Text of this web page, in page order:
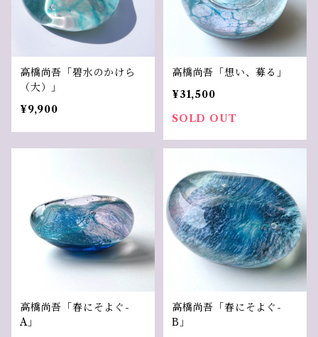
高橋尚吾「碧水のかけら
（大）」
¥9,900
高橋尚吾「想い、募る」
¥31,500
SOLD OUT
高橋尚吾「春にそよぐ-
A」
高橋尚吾「春にそよぐ-
B」